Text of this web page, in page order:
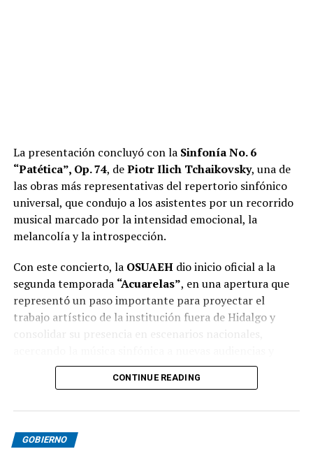
La presentación concluyó con la Sinfonía No. 6
“Patética”, Op. 74, dePiotr Ilich Tchaikovsky, una de
las obras más representativas del repertorio sinfónico
universal, que condujo a los asistentes por un recorrido
musical marcado por la intensidad emocional, la
melancolía y la introspección.
Con este concierto, la OSUAEHdio inicio oficial a la
segunda temporada “Acuarelas”, en una apertura que
representó un paso importante para proyectar el
trabajo artístico de la institución fuera de Hidalgo y
consolidar su presencia en escenarios nacionales,
fortaleciendo los vínculos culturales entre entidades.
CONTINUE READING
GOBIERNO